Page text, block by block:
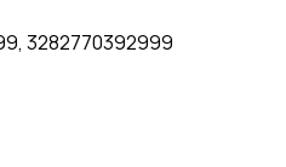
3282770392999